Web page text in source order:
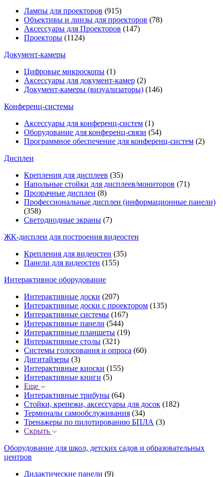
Лампы для проекторов (915)
Объективы и линзы для проекторов (78)
Аксессуары для Проекторов (147)
Проекторы (1124)
Документ-камеры
Цифровые микроскопы (1)
Аксессуары для документ-камер (2)
Документ-камеры (визуализаторы) (146)
Конференц-системы
Аксессуары для конференц-систем (1)
Оборудование для конференц-связи (54)
Программное обеспечение для конференц-систем (2)
Дисплеи
Крепления для дисплеев (35)
Напольные стойки для дисплеев/мониторов (71)
Прозрачные дисплеи (8)
Профессиональные дисплеи (информационные панели)
(358)
Светодиодные экраны (7)
ЖК-дисплеи для построения видеостен
Крепления для видеостен (35)
Панели для видеостен (155)
Интерактивное оборудование
Интерактивные доски (207)
Интерактивные доски с проектором (135)
Интерактивные системы (167)
Интерактивные панели (544)
Интерактивные планшеты (19)
Интерактивные столы (321)
Системы голосования и опроса (60)
Дигитайзеры (3)
Интерактивные киоски (155)
Интерактивные книги (5)
Еще
Интерактивные трибуны (64)
Стойки, крепежи, аксессуары для досок (182)
Терминалы самообслуживания (34)
Тренажеры по пилотированию БПЛА (3)
Скрыть
Оборудование для школ, детских садов и образовательных
центров
Дидактические панели (9)